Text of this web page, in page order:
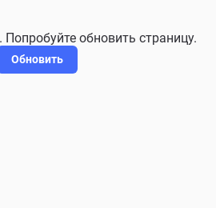
обновить страницу.
Обновить